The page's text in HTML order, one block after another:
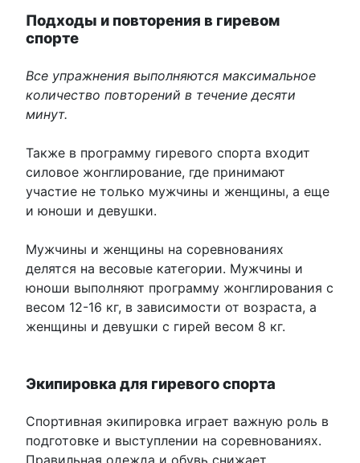
Подходы и повторения в гиревом
спорте
Все упражнения выполняются максимальное
количество повторений в течение десяти
минут.
Также в программу гиревого спорта входит
силовое жонглирование, где принимают
участие не только мужчины и женщины, а еще
и юноши и девушки.
Мужчины и женщины на соревнованиях
делятся на весовые категории. Мужчины и
юноши выполняют программу жонглирования с
весом 12-16 кг, в зависимости от возраста, а
женщины и девушки с гирей весом 8 кг.
Экипировка для гиревого спорта
Спортивная экипировка играет важную роль в
подготовке и выступлении на соревнованиях.